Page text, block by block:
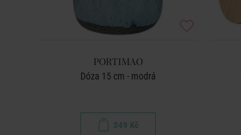
PORTIMAO
Dóza 15 cm - modrá
349 Kč